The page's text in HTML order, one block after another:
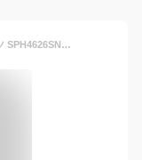
[ムーンスター] 防水 防滑 サイドゴアブーツ SPH4626SN 4E バランスワークス 本革 メンズ ビジネス レザー BALANCE WORKS 雨 雪 ブラック 26.0cm